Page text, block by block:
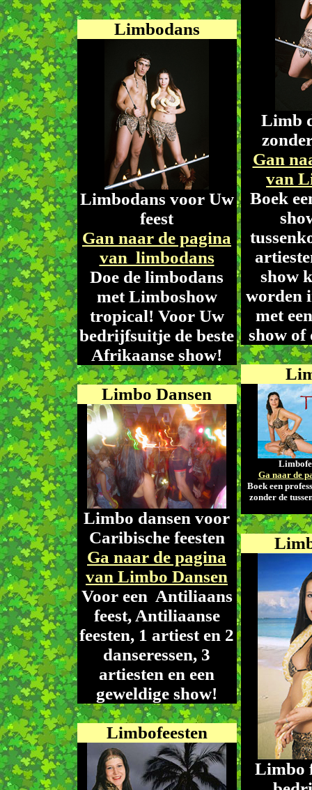
Limbodans
Limbodans voor Uw
feest
Gan naar de pagina
van limbodans
Doe de limbodans
met Limboshow
tropical! Voor Uw
bedrijfsuitje de beste
Afrikaanse show!
Limbo Dansen
Limbo dansen voor
Caribische feesten
Ga naar de pagina
van Limbo Dansen
Voor een Antiliaans
feest, Antiliaanse
feesten, 1 artiest en 2
danseressen, 3
artiesten en een
geweldige show!
Limbofeesten
Limb
Gan
van
Boek
show
worden
met
show of
Ga naar de
Boek een
zonder de
Limbo